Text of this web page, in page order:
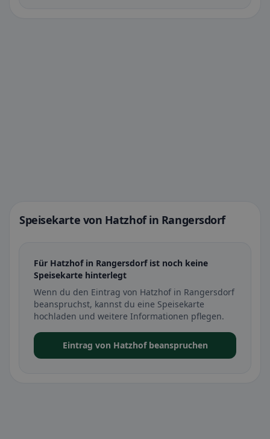
Speisekarte von Hatzhof in Rangersdorf
Für Hatzhof in Rangersdorf ist noch keine
Speisekarte hinterlegt
Wenn du den Eintrag von Hatzhof in Rangersdorf
beanspruchst, kannst du eine Speisekarte
hochladen und weitere Informationen pflegen.
Eintrag von Hatzhof beanspruchen